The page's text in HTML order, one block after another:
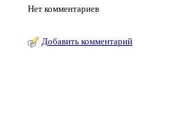
Нет комментариев
Добавить комментарий